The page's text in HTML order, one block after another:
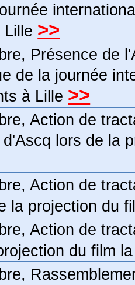
Lille >>
Présence de
de la journée
à Lille >>
Action de
lors de la
Action de
la projection du
Action de
du film